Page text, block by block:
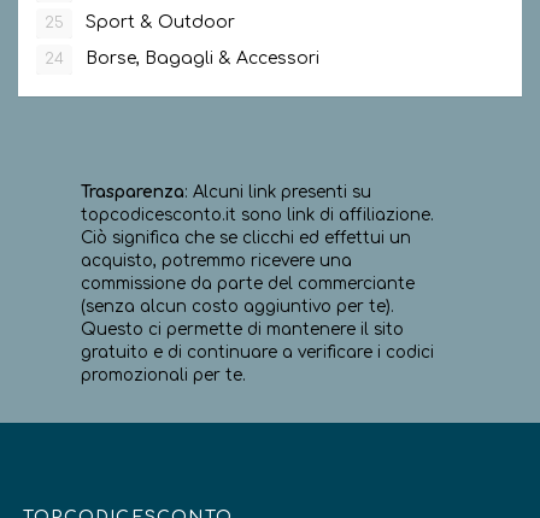
25 Sport & Outdoor
24 Borse, Bagagli & Accessori
Trasparenza: Alcuni link presenti su
topcodicesconto.it sono link di affiliazione.
Ciò significa che se clicchi ed effettui un
acquisto, potremmo ricevere una
commissione da parte del commerciante
(senza alcun costo aggiuntivo per te).
Questo ci permette di mantenere il sito
gratuito e di continuare a verificare i codici
promozionali per te.